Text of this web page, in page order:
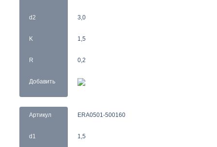
d2
K
R
Добавить
3,0
1,5
0,2
Артикул
d1
ERA0501-500160
1,5